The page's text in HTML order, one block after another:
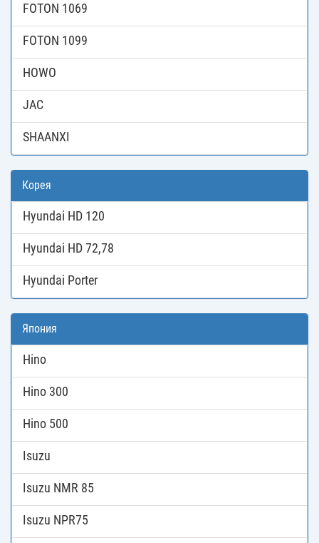
FOTON 1069
FOTON 1099
HOWO
JAC
SHAANXI
Корея
Hyundai HD 120
Hyundai HD 72,78
Hyundai Porter
Япония
Hino
Hino 300
Hino 500
Isuzu
Isuzu NMR 85
Isuzu NPR75